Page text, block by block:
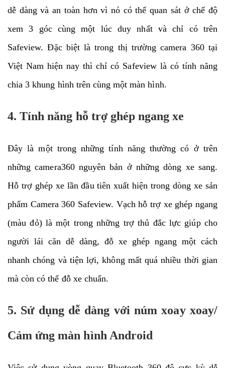
dễ dàng và an toàn hơn vì nó có thể quan sát ở chế độ
xem 3 góc cùng một lúc duy nhất và chỉ có trên
Safeview. Đặc biệt là trong thị trường camera 360 tại
Việt Nam hiện nay thì chỉ có Safeview là có tính năng
chia 3 khung hình trên cùng một màn hình.
4. Tính năng hỗ trợ ghép ngang xe
Đây là một trong những tính năng thường có ở trên
những camera360 nguyên bản ở những dòng xe sang.
Hỗ trợ ghép xe lần đầu tiên xuất hiện trong dòng xe sản
phẩm Camera 360 Safeview. Vạch hỗ trợ xe ghép ngang
(màu đỏ) là một trong những trợ thủ đắc lực giúp cho
người lái căn dễ dàng, đỗ xe ghép ngang một cách
nhanh chóng và tiện lợi, không mất quá nhiều thời gian
mà còn có thể đỗ xe chuẩn.
5. Sử dụng dễ dàng với núm xoay xoay/
Cảm ứng màn hình Android